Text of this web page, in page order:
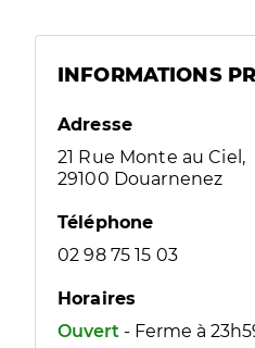
INFORMATIONS
Adresse
21 Rue Monte au Ciel,
29100 Douarnenez
Téléphone
02 98 75 15 03
Horaires
Ouvert - Ferme à